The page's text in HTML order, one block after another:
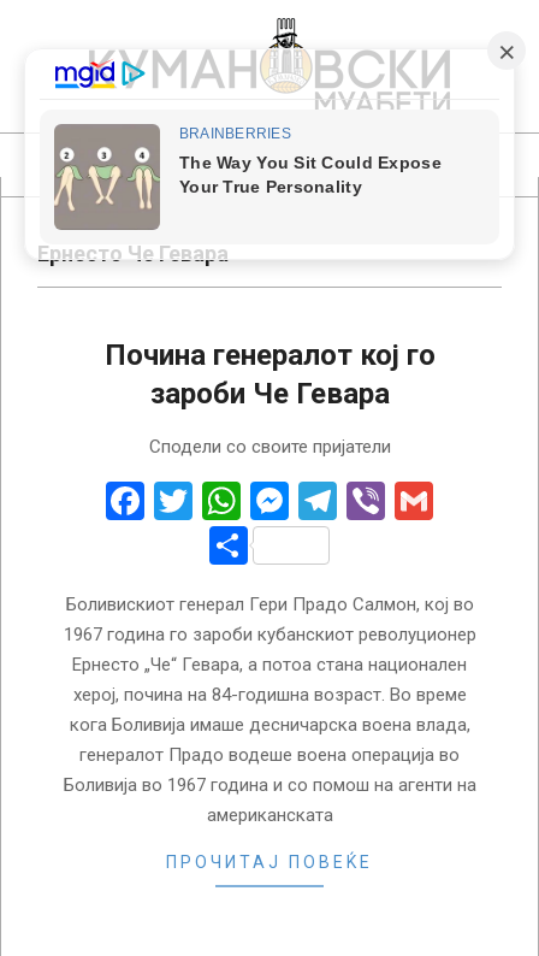
content
КУМАНОВСКИ
МУАБЕТИ
Primary
Navigation
MenuЕрнесто Че Гевара
Почина генералот кој го
зароби Че Гевара
Сподели со своите пријатели
Facebook
Twitter
WhatsApp
Messenger
Telegram
Viber
Share
Боливискиот генерал Гери Прадо Салмон, кој во
1967 година го зароби кубанскиот револуционер
Ернесто „Че“ Гевара, а потоа стана национален
херој, почина на 84-годишна возраст. Во време
кога Боливија имаше десничарска воена влада,
генералот Прадо водеше воена операција во
Боливија во 1967 година и со помош на агенти на
американската
ПРОЧИТАЈ ПОВЕЌЕ